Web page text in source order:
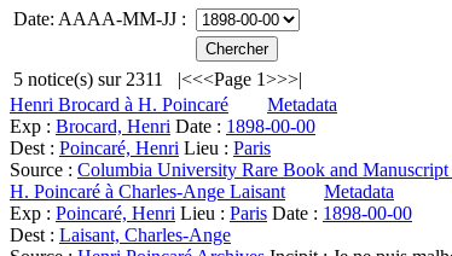
Date: AAAA-MM-JJ :
5 notice(s) sur 2311 |<<<Page 1>>>|
Henri Brocard à H. Poincaré
Metadata
Exp : Brocard, Henri Date : 1898-00-00
Dest : Poincaré, Henri Lieu : Paris
Source : Columbia University Rare Book and
H. Poincaré à Charles-Ange Laisant
Metadata
Exp : Poincaré, Henri Lieu : Paris Date : 1898-00-00
Dest : Laisant, Charles-Ange